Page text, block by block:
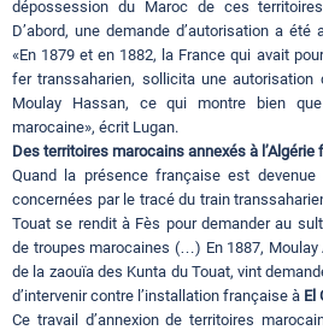
dépossession du Maroc de ces
D’abord, une demande d’autorisation a
«En 1879 et en 1882, la France qui avait
fer transsaharien, sollicita une
Moulay Hassan, ce qui montre bien
marocaine», écrit Lugan.
Des territoires marocains annexés à l’Algérie
Quand la présence française est
concernées par le tracé du train
Touat se rendit à Fès pour demander au
de troupes marocaines (…) En 1887,
de la zaouïa des Kunta du Touat, vint
d’intervenir contre l’installation française à El
Ce travail d’annexion de territoires